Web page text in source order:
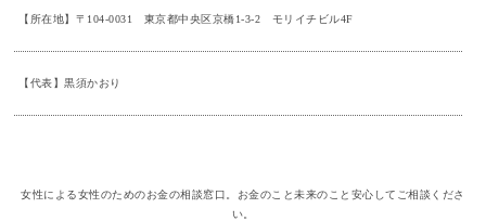
【所在地】〒104-0031 東京都中央区京橋1-3-2 モリイチビル4F
【代表】黒須かおり
女性による女性のためのお金の相談窓口。お金のこと未来のこと安心してご相談くださ
い。